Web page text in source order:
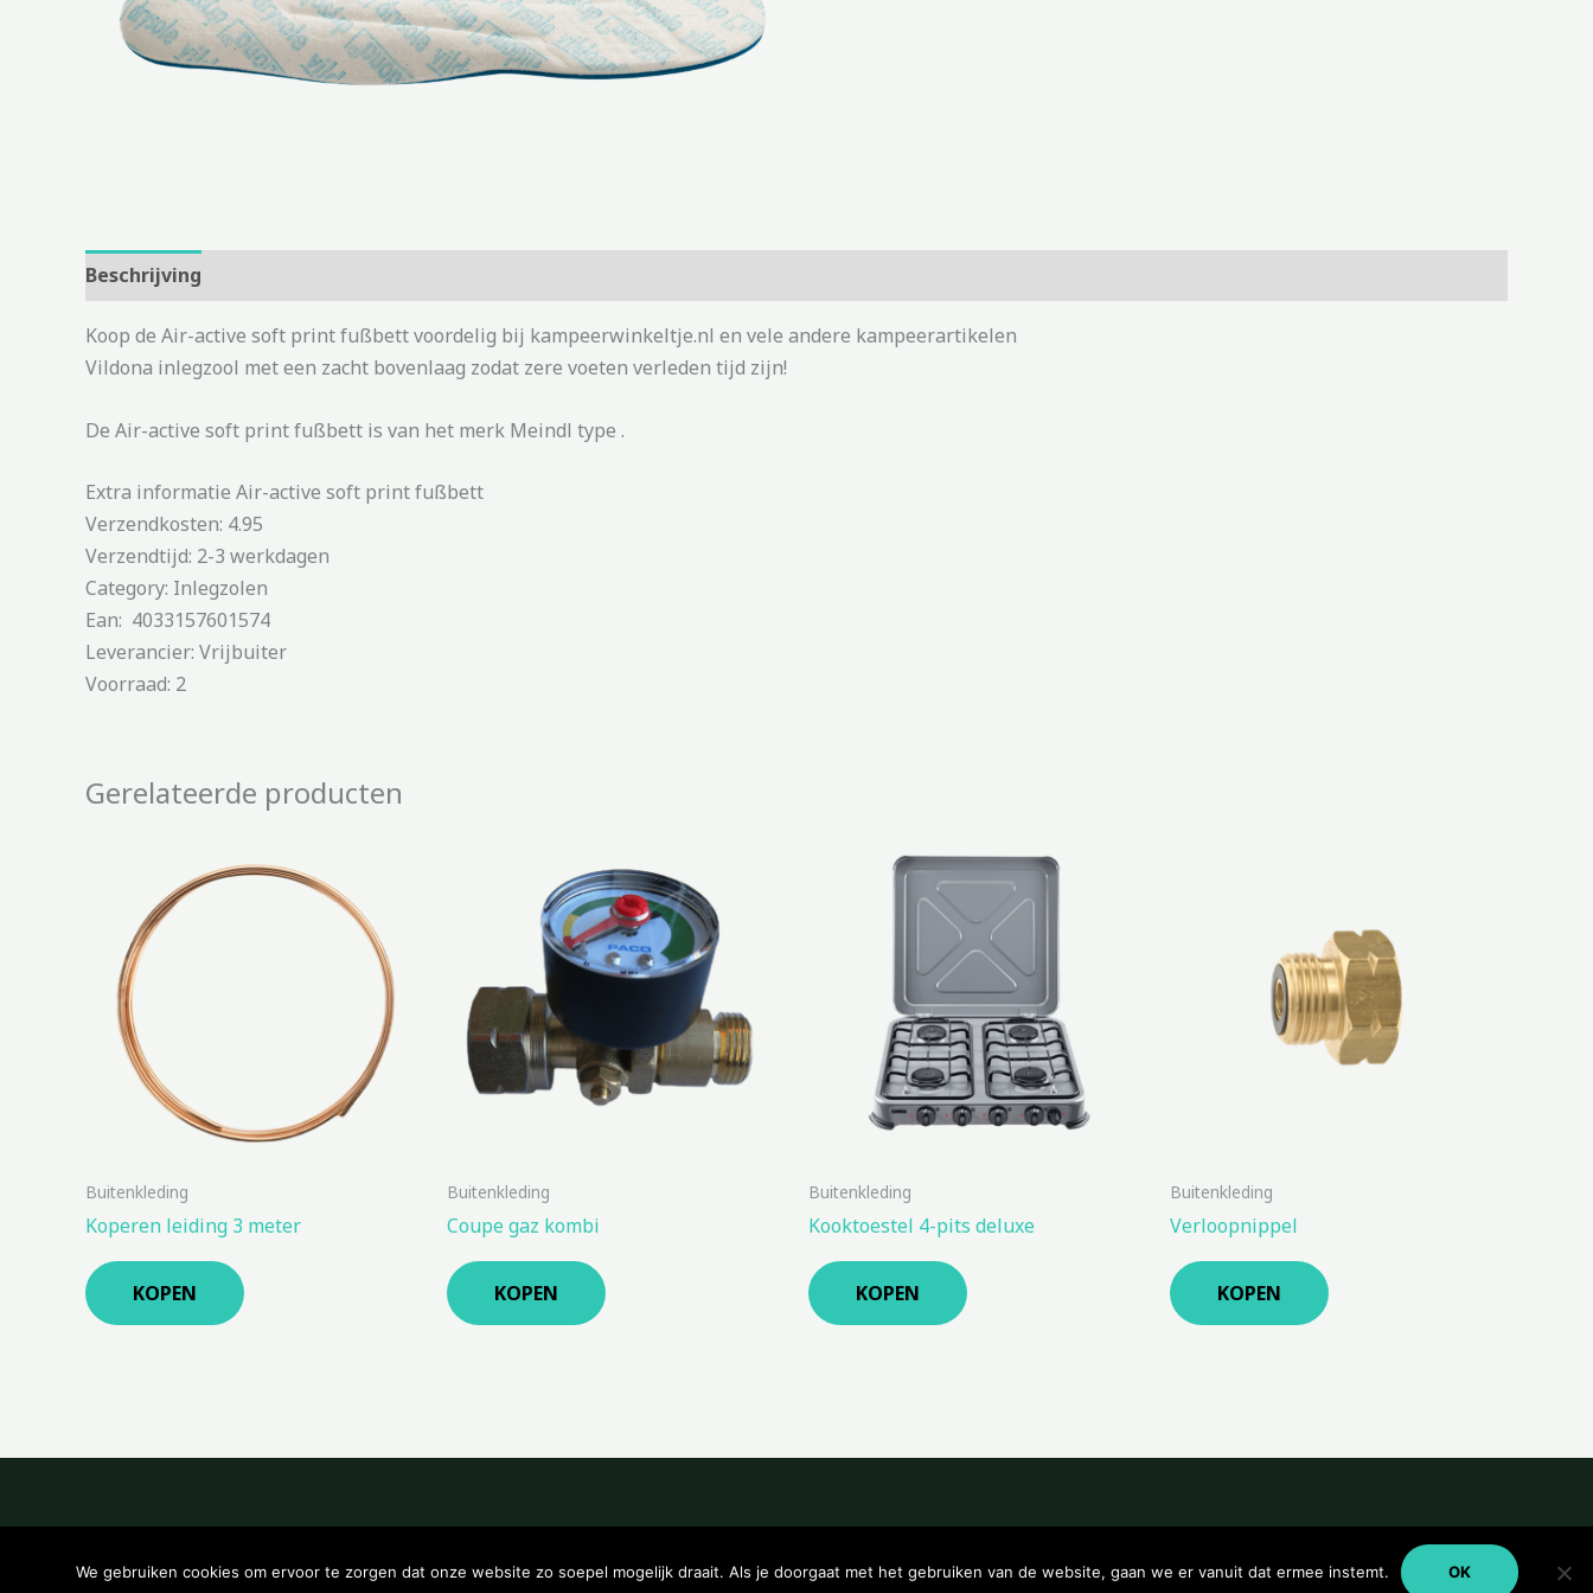
Beschrijving
Koop de Air-active soft print fußbett voordelig bij kampeerwinkeltje.nl en vele andere kampeerartikelen
Vildona inlegzool met een zacht bovenlaag zodat zere voeten verleden tijd zijn!
De Air-active soft print fußbett is van het merk Meindl type .
Extra informatie Air-active soft print fußbett
Verzendkosten: 4.95
Verzendtijd: 2-3 werkdagen
Category: Inlegzolen
Ean: 4033157601574
Leverancier: Vrijbuiter
Voorraad: 2
Gerelateerde producten
Buitenkleding
Koperen leiding 3 meter
KOPEN
Buitenkleding
Coupe gaz kombi
KOPEN
Buitenkleding
Kooktoestel 4-pits deluxe
KOPEN
Buitenkleding
Verloopnippel
KOPEN
We gebruiken cookies om ervoor te zorgen dat onze website zo soepel mogelijk draait. Als je doorgaat met het gebruiken van de website, gaan we er vanuit dat ermee instemt. OK